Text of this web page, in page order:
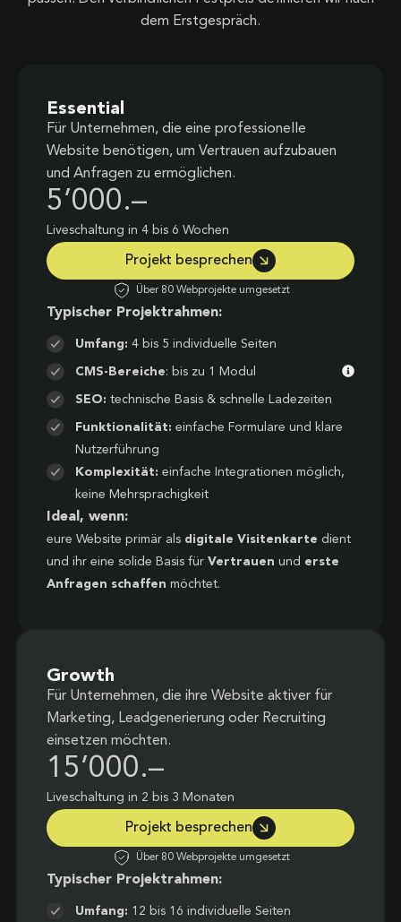
dem Erstgespräch.
Essential
Für Unternehmen, die eine professionelle
Website benötigen, um Vertrauen aufzubauen
und Anfragen zu ermöglichen.
5’000.–
Liveschaltung in 4 bis 6 Wochen
Projekt besprechen
Über 80 Webprojekte umgesetzt
Typischer Projektrahmen:
Umfang: 4 bis 5 individuelle Seiten
CMS-Bereiche: bis zu 1 Modul
SEO: technische Basis & schnelle Ladezeiten
Funktionalität: einfache Formulare und klare
Nutzerführung
Komplexität: einfache Integrationen möglich,
keine Mehrsprachigkeit
Ideal, wenn:
eure Website primär als digitale Visitenkarte dient
und ihr eine solide Basis für Vertrauen und erste
Anfragen schaffen möchtet.
Growth
Für Unternehmen, die ihre Website aktiver für
Marketing, Leadgenerierung oder Recruiting
einsetzen möchten.
15’000.–
Liveschaltung in 2 bis 3 Monaten
Projekt besprechen
Über 80 Webprojekte umgesetzt
Typischer Projektrahmen:
Umfang: 12 bis 16 individuelle Seiten